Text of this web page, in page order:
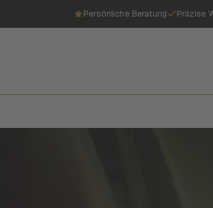
Persönliche Beratung Präzise